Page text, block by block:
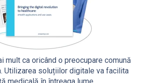
mult ca oricând o preocupare comună
Utilizarea soluțiilor digitale va facilita